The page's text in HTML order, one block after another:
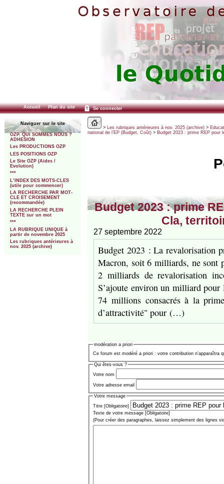
Accueil Plan du site Se connecter
Naviguer sur le site
OZP. QUI SOMMES NOUS ?
ADHESION
Les PRODUCTIONS OZP
LES POSITIONS OZP
Le Site OZP (Aides /
Evolution)
***
L’INDEX DES MOTS-CLES
(utile pour commencer)
LA RECHERCHE PAR MOT-
CLE ET CROISEMENT
(recommandée)
LA RECHERCHE PLEIN
TEXTE sur un mot
***
LA RUBRIQUE UNIQUE à
partir de novembre 2025
Les rubriques antérieures à
nov. 2025 (archive)
> Les rubriques antérieures à nov. 2025 (archive)>
national de l’EP (Budget, Coût)> Budget 2023 : prime REP
Budget 2023 : prime
Cla,
27 septembre 2022
Budget 2023 : La revalorisation
Macron, soit 6 milliards, ne sont
2 milliards de revalorisation
S’ajoute environ un milliard pour
74 millions consacrés à la
d’attractivité" pour (…)
modération a priori
Ce forum est modéré a priori : votre contribution n’apparaîtra
Qui êtes-vous ?
Votre nom
Votre adresse email
Votre message
Titre [Obligatoire]
Texte de votre message [Obligatoire]
(Pour créer des paragraphes, laissez simplement des lignes